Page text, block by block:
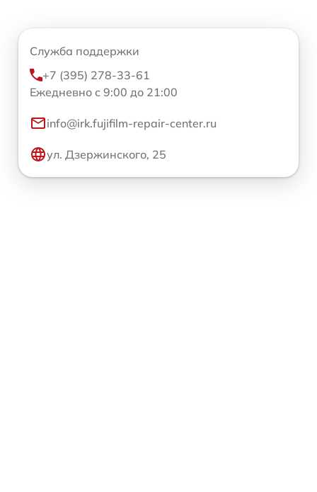
Служба поддержки
+7 (395) 278-33-61
Ежедневно с 9:00 до 21:00
info@irk.fujifilm-repair-center.ru
ул. Дзержинского, 25